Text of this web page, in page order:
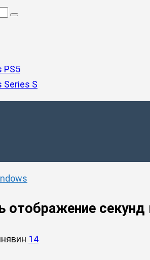
PS5
Series S
отображение секунд
14